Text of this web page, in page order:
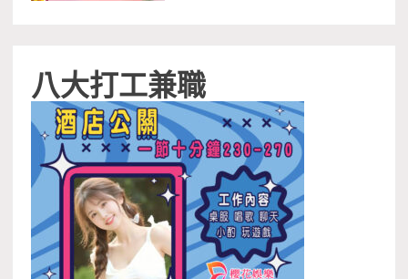
八大打工兼職